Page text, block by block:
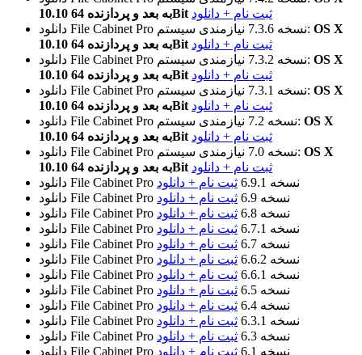
10.10 به بعد و پردازنده 64Bit ثبت نام + دانلود
دانلود File Cabinet Pro
نسخه 7.3.6نیازمندی سیستم: OS X
10.10 به بعد و پردازنده 64Bit ثبت نام + دانلود
دانلود File Cabinet Pro
نسخه 7.3.2نیازمندی سیستم: OS X
10.10 به بعد و پردازنده 64Bit ثبت نام + دانلود
دانلود File Cabinet Pro
نسخه 7.3.1نیازمندی سیستم: OS X
10.10 به بعد و پردازنده 64Bit ثبت نام + دانلود
دانلود File Cabinet Pro
نسخه 7.2نیازمندی سیستم: OS X
10.10 به بعد و پردازنده 64Bit ثبت نام + دانلود
دانلود File Cabinet Pro
نسخه 7.0نیازمندی سیستم: OS X
10.10 به بعد و پردازنده 64Bit ثبت نام + دانلود
دانلود File Cabinet Pro
نسخه 6.9.1
ثبت نام + دانلود
دانلود File Cabinet Pro
نسخه 6.9
ثبت نام + دانلود
دانلود File Cabinet Pro
نسخه 6.8
ثبت نام + دانلود
دانلود File Cabinet Pro
نسخه 6.7.1
ثبت نام + دانلود
دانلود File Cabinet Pro
نسخه 6.7
ثبت نام + دانلود
دانلود File Cabinet Pro
نسخه 6.6.2
ثبت نام + دانلود
دانلود File Cabinet Pro
نسخه 6.6.1
ثبت نام + دانلود
دانلود File Cabinet Pro
نسخه 6.5
ثبت نام + دانلود
دانلود File Cabinet Pro
نسخه 6.4
ثبت نام + دانلود
دانلود File Cabinet Pro
نسخه 6.3.1
ثبت نام + دانلود
دانلود File Cabinet Pro
نسخه 6.3
ثبت نام + دانلود
دانلود File Cabinet Pro
نسخه 6.1
ثبت نام + دانلود